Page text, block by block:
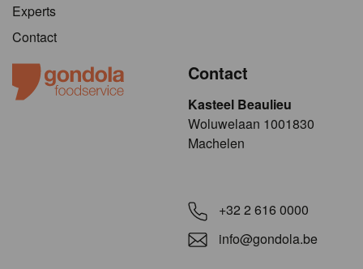
Experts
Contact
Contact
Kasteel Beaulieu
​​​Woluwelaan 1001830
Machelen
+32 2 616 0000
info@gondola.be